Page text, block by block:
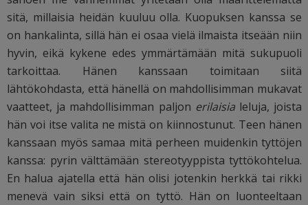
sitä, millaisia heidän kuuluu olla. Kuopuksen kanssa se
on hankalinta, sillä hän ei osaa vielä ilmaista itseään niin
hyvin, eikä kykene edes ymmärtämään mitä sukupuoli
tarkoittaa. Hänen kanssaan toimitaan siitä
lähtökohdasta, että hänellä on mahdollisimman mukavat
vaatteet, ja mahdollisimman paljon erilaisia leluja, joista
hän voi itse valita ne mistä on kiinnostunut. Teen hänen
kanssaan myös samaa mitä perheen muidenkin tyttöjen
kanssa: pyrin välttämään stereotyyppista tyttökohtelua.
En halua ajatella että hän olisi jotenkin herkkä tai rikki
menevä vain siksi että on tyttö. Hän on luonteeltaan